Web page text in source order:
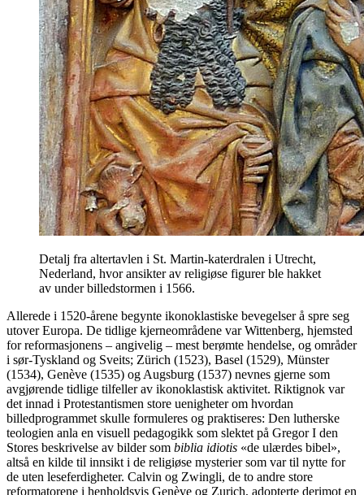
Detalj fra altertavlen i St. Martin-katerdralen i Utrecht,
Nederland, hvor ansikter av religiøse figurer ble hakket
av under billedstormen i 1566.
Allerede i 1520-årene begynte ikonoklastiske bevegelser å spre seg
utover Europa. De tidlige kjerneområdene var Wittenberg, hjemsted
for reformasjonens – angivelig – mest berømte hendelse, og områder
i sør-Tyskland og Sveits; Zürich (1523), Basel (1529), Münster
(1534), Genève (1535) og Augsburg (1537) nevnes gjerne som
avgjørende tidlige tilfeller av ikonoklastisk aktivitet. Riktignok var
det innad i Protestantismen store uenigheter om hvordan
billedprogrammet skulle formuleres og praktiseres: Den lutherske
teologien anla en visuell pedagogikk som slektet på Gregor I den
Stores beskrivelse av bilder som biblia idiotis «de ulærdes bibel»,
altså en kilde til innsikt i de religiøse mysterier som var til nytte for
de uten leseferdigheter. Calvin og Zwingli, de to andre store
reformatorene i henholdsvis Genève og Zurich, adopterte derimot en